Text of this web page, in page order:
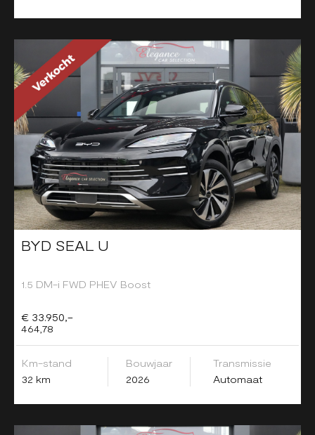
BYD SEAL U
1.5 DM-i FWD PHEV Boost
€ 33.950,-
464,78
Km-stand
32 km
Bouwjaar
2026
Transmissie
Automaat